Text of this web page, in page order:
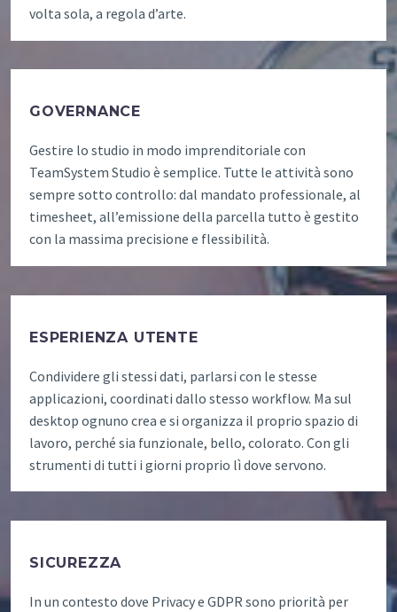
volta sola, a regola d’arte.
GOVERNANCE
Gestire lo studio in modo imprenditoriale con
TeamSystem Studio è semplice. Tutte le attività sono
sempre sotto controllo: dal mandato professionale, al
timesheet, all’emissione della parcella tutto è gestito
con la massima precisione e flessibilità.
ESPERIENZA UTENTE
Condividere gli stessi dati, parlarsi con le stesse
applicazioni, coordinati dallo stesso workflow. Ma sul
desktop ognuno crea e si organizza il proprio spazio di
lavoro, perché sia funzionale, bello, colorato. Con gli
strumenti di tutti i giorni proprio lì dove servono.
SICUREZZA
In un contesto dove Privacy e GDPR sono priorità per